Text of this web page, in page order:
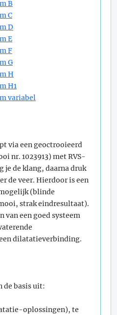
B
C
D
E
F
G
H
H1
variabel
via een geoctrooieerd
nr. 1023913) met RVS-
je de klang, daarna druk
de veer. Hierdoor is een
(blinde
strak eindresultaat).
van een goed systeem
dilatatieverbinding.
de basis uit:
oplossingen), te